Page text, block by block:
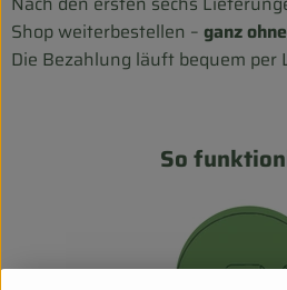
Shop weiterbestellen – ganz
Die Bezahlung läuft bequem per
So